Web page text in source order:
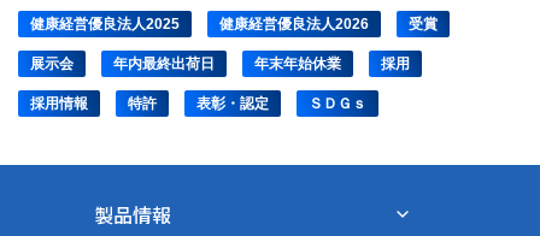
健康経営優良法人2025 健康経営優良法人2026 受賞
展示会 年内最終出荷日 年末年始休業 採用
採用情報 特許 表彰・認定 ＳＤＧｓ
製品情報